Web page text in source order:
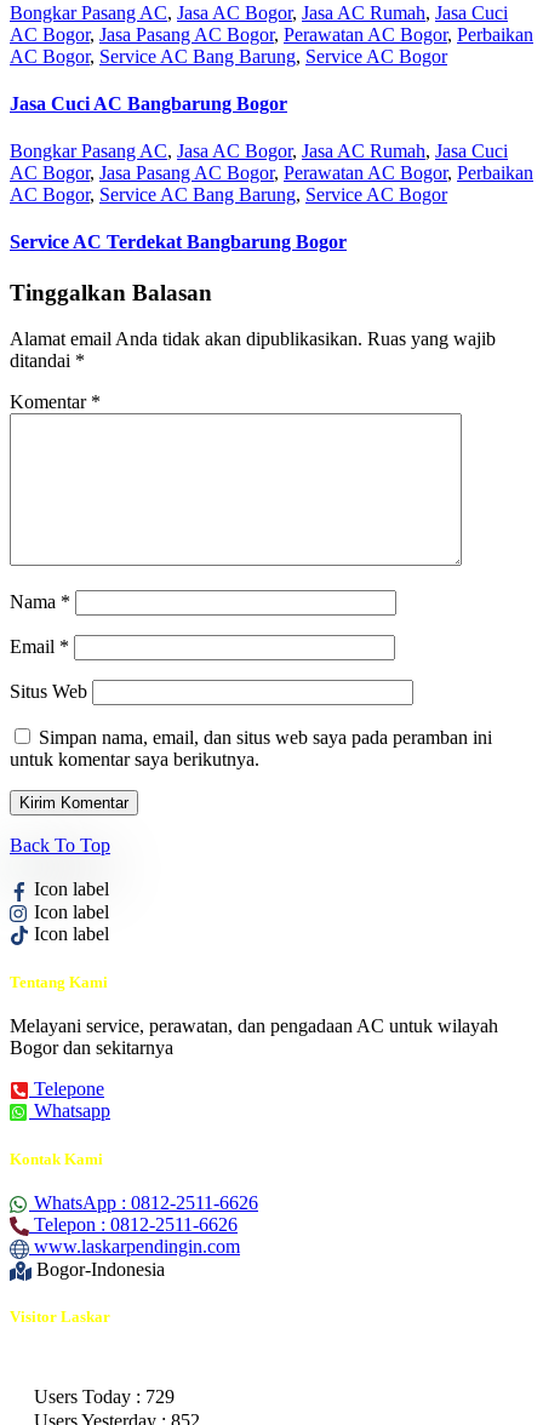
Bongkar Pasang AC, Jasa AC Bogor, Jasa AC Rumah, Jasa Cuci
AC Bogor, Jasa Pasang AC Bogor, Perawatan AC Bogor, Perbaikan
AC Bogor, Service AC Bang Barung, Service AC Bogor
Jasa Cuci AC Bangbarung Bogor
Bongkar Pasang AC, Jasa AC Bogor, Jasa AC Rumah, Jasa Cuci
AC Bogor, Jasa Pasang AC Bogor, Perawatan AC Bogor, Perbaikan
AC Bogor, Service AC Bang Barung, Service AC Bogor
Service AC Terdekat Bangbarung Bogor
Tinggalkan Balasan
Alamat email Anda tidak akan dipublikasikan. Ruas yang wajib
ditandai *
Komentar *
Nama *
Email *
Situs Web
Simpan nama, email, dan situs web saya pada peramban ini
untuk komentar saya berikutnya.
Back To Top
Icon label
Icon label
Icon label
Tentang Kami
Melayani service, perawatan, dan pengadaan AC untuk wilayah
Bogor dan sekitarnya
Telepone
Whatsapp
Kontak Kami
WhatsApp : 0812-2511-6626
Telepon : 0812-2511-6626
www.laskarpendingin.com
Bogor-Indonesia
Visitor Laskar
Users Today : 729